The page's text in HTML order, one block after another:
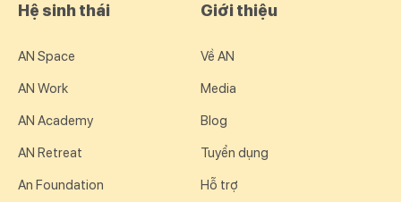
Hệ sinh thái
AN Space
AN Work
AN Academy
AN Retreat
An Foundation
Giới thiệu
Về AN
Media
Blog
Tuyển dụng
Hỗ trợ